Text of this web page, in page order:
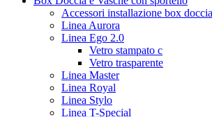
Accessori installazione box doccia
Linea Aurora
Linea Ego 2.0
Vetro stampato c
Vetro trasparente
Linea Master
Linea Royal
Linea Stylo
Linea T-Special